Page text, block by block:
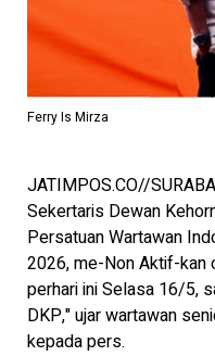
Ferry Is Mirza
JATIMPOS.CO//
Sekertaris Dewan
Persatuan Wartawan
2026, me-Non Aktif-kan
perhari ini Selasa 16/5,
DKP," ujar wartawan
kepada pers.